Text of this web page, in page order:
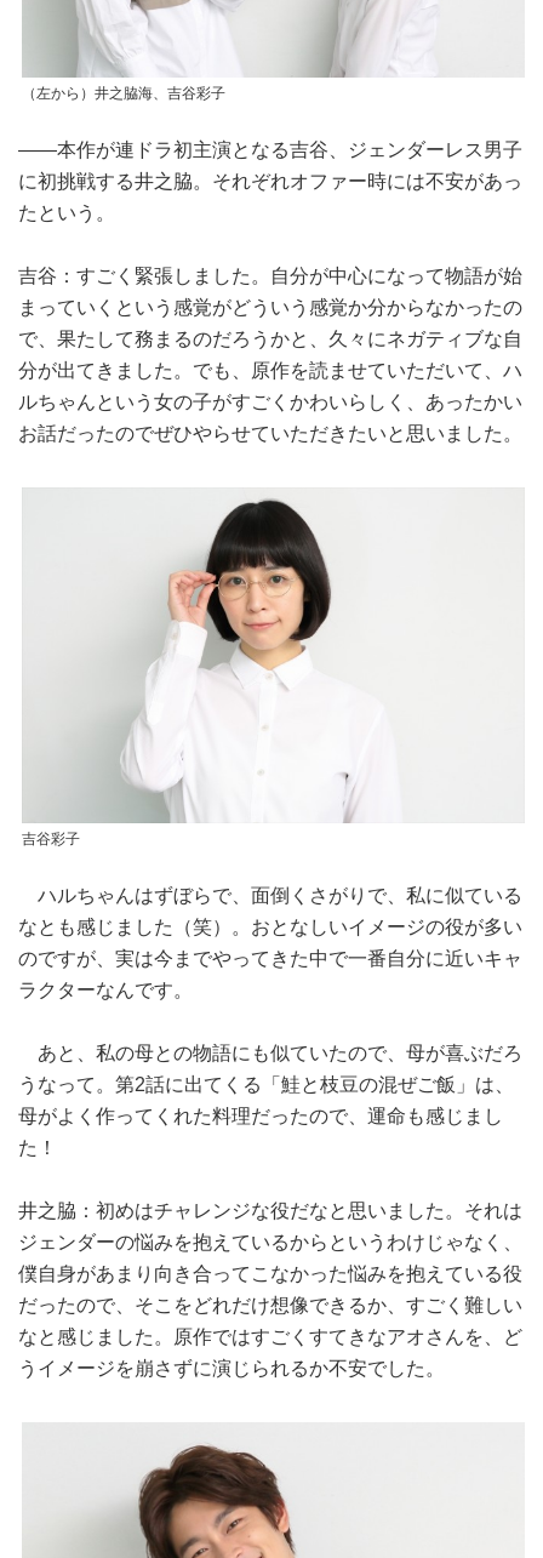
（左から）井之脇海、吉谷彩子
――本作が連ドラ初主演となる吉谷、ジェンダーレス男子
に初挑戦する井之脇。それぞれオファー時には不安があっ
たという。
吉谷：すごく緊張しました。自分が中心になって物語が始
まっていくという感覚がどういう感覚か分からなかったの
で、果たして務まるのだろうかと、久々にネガティブな自
分が出てきました。でも、原作を読ませていただいて、ハ
ルちゃんという女の子がすごくかわいらしく、あったかい
お話だったのでぜひやらせていただきたいと思いました。
吉谷彩子
ハルちゃんはずぼらで、面倒くさがりで、私に似ている
なとも感じました（笑）。おとなしいイメージの役が多い
のですが、実は今までやってきた中で一番自分に近いキャ
ラクターなんです。
あと、私の母との物語にも似ていたので、母が喜ぶだろ
うなって。第2話に出てくる「鮭と枝豆の混ぜご飯」は、
母がよく作ってくれた料理だったので、運命も感じまし
た！
井之脇：初めはチャレンジな役だなと思いました。それは
ジェンダーの悩みを抱えているからというわけじゃなく、
僕自身があまり向き合ってこなかった悩みを抱えている役
だったので、そこをどれだけ想像できるか、すごく難しい
なと感じました。原作ではすごくすてきなアオさんを、ど
うイメージを崩さずに演じられるか不安でした。